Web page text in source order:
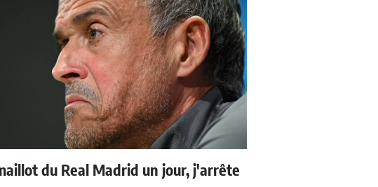
du Real Madrid un jour, j'arrête